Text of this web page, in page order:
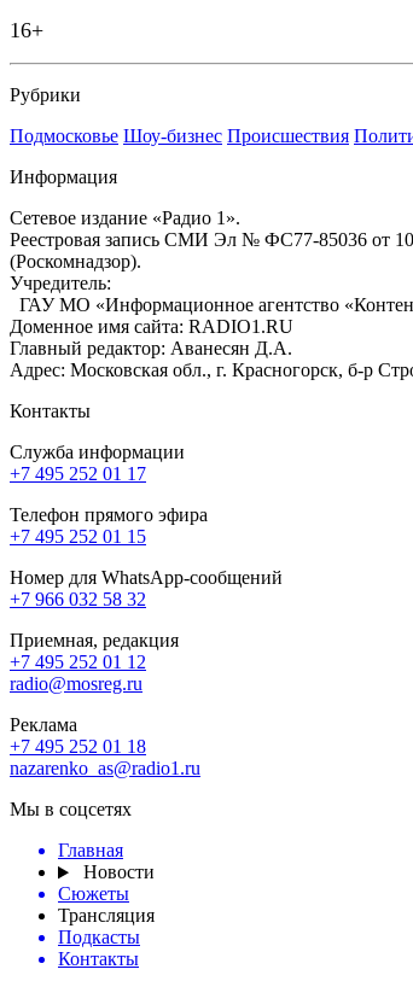
16+
Рубрики
Подмосковье Шоу-бизнес Происшествия
Информация
Сетевое издание «Радио 1».
Реестровая запись СМИ Эл № ФС77-85036 от
(Роскомнадзор).
Учредитель:
ГАУ МО «Информационное агентство
Доменное имя сайта: RADIO1.RU
Главный редактор: Аванесян Д.А.
Адрес: Московская обл., г. Красногорск, б-р
Контакты
Служба информации
+7 495 252 01 17
Телефон прямого эфира
+7 495 252 01 15
Номер для WhatsApp-сообщений
+7 966 032 58 32
Приемная, редакция
+7 495 252 01 12
radio@mosreg.ru
Реклама
+7 495 252 01 18
nazarenko_as@radio1.ru
Мы в соцсетях
Главная
Новости
Сюжеты
Трансляция
Подкасты
Контакты